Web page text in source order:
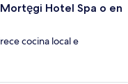
Hotel Spa o en
cocina local e